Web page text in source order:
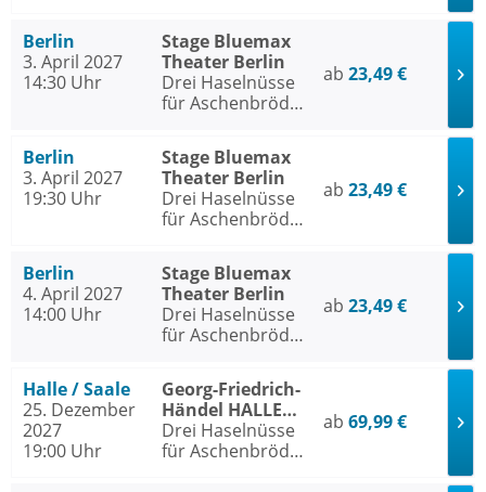
Berlin
3. April 2027
14:30 Uhr
Stage Bluemax
Theater Berlin
Drei Haselnüsse
für Aschenbrödel
ab 23,49 €
Berlin
3. April 2027
19:30 Uhr
Stage Bluemax
Theater Berlin
Drei Haselnüsse
für Aschenbrödel
ab 23,49 €
Berlin
4. April 2027
14:00 Uhr
Stage Bluemax
Theater Berlin
Drei Haselnüsse
für Aschenbrödel
ab 23,49 €
Halle / Saale
25. Dezember
2027
19:00 Uhr
Georg-Friedrich-
Händel HALLE
Halle / Saale
Drei Haselnüsse
für Aschenbrödel
ab 69,99 €